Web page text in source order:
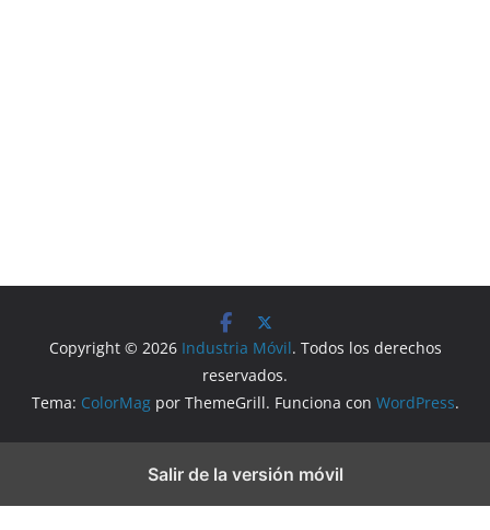
Copyright © 2026 Industria Móvil. Todos los derechos
reservados.
Tema: ColorMagpor ThemeGrill. Funciona con WordPress.
Salir de la versión móvil